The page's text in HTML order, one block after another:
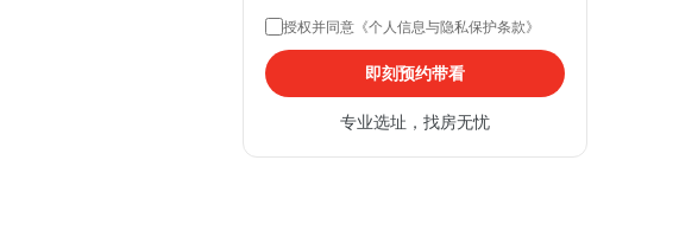
授权并同意《个人信息与隐私保护条款》
即刻预约带看
专业选址，找房无忧